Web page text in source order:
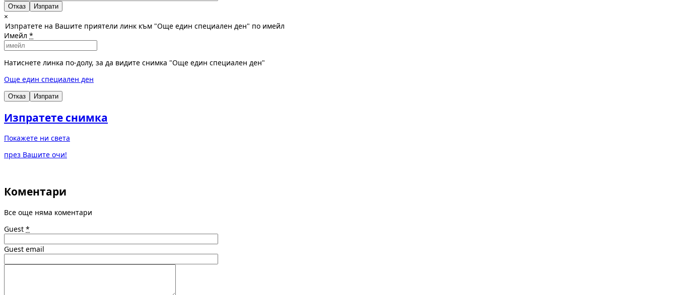
Отказ
×
Изпратете на Вашите приятели линк към "Още един специален ден" по имейл
Имейл *
Натиснете линка по-долу, за да видите снимка "Още един специален ден"
Още един специален ден
Отказ Изпрати
Изпратете снимка
Покажете ни света
през Вашите очи!
Коментари
Все още няма коментари
Guest *
Guest email